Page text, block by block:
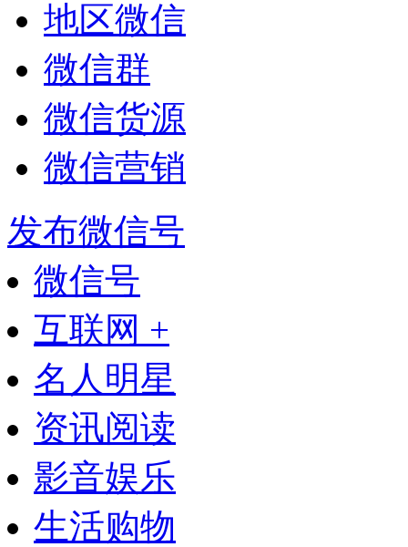
地区微信
微信群
微信货源
微信营销
发布微信号
微信号
互联网 +
名人明星
资讯阅读
影音娱乐
生活购物